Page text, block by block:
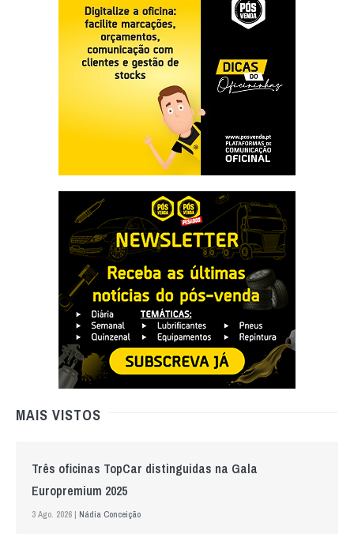
MAIS VISTOS
Três oficinas TopCar distinguidas na Gala
Europremium 2025
3 Ago. 2026 | Nádia Conceição